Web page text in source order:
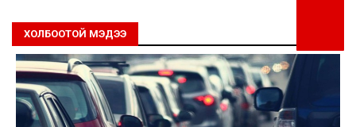
ХОЛБООТОЙ МЭДЭЭ